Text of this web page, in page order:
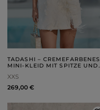
TADASHI – CREMEFARBENES
MINI-KLEID MIT SPITZE UND
XXS
269,00 €